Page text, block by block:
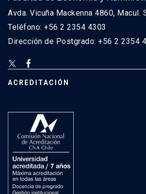
Avda. Vicuña Mackenna 4860, Macul.
Teléfono: +56 2 2354 4303
Dirección de Postgrado: +56 2 2354
ACREDITACIÓN